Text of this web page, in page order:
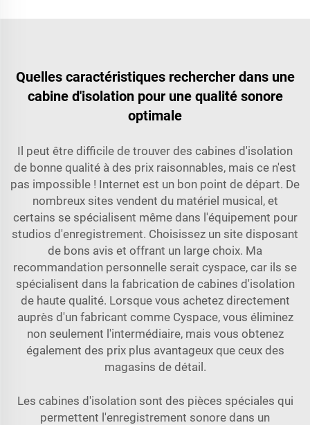
Quelles caractéristiques rechercher dans une
cabine d'isolation pour une qualité sonore
optimale
Il peut être difficile de trouver des cabines d'isolation
de bonne qualité à des prix raisonnables, mais ce n'est
pas impossible ! Internet est un bon point de départ. De
nombreux sites vendent du matériel musical, et
certains se spécialisent même dans l'équipement pour
studios d'enregistrement. Choisissez un site disposant
de bons avis et offrant un large choix. Ma
recommandation personnelle serait cyspace, car ils se
spécialisent dans la fabrication de cabines d'isolation
de haute qualité. Lorsque vous achetez directement
auprès d'un fabricant comme Cyspace, vous éliminez
non seulement l'intermédiaire, mais vous obtenez
également des prix plus avantageux que ceux des
magasins de détail.
Les cabines d'isolation sont des pièces spéciales qui
permettent l'enregistrement sonore dans un